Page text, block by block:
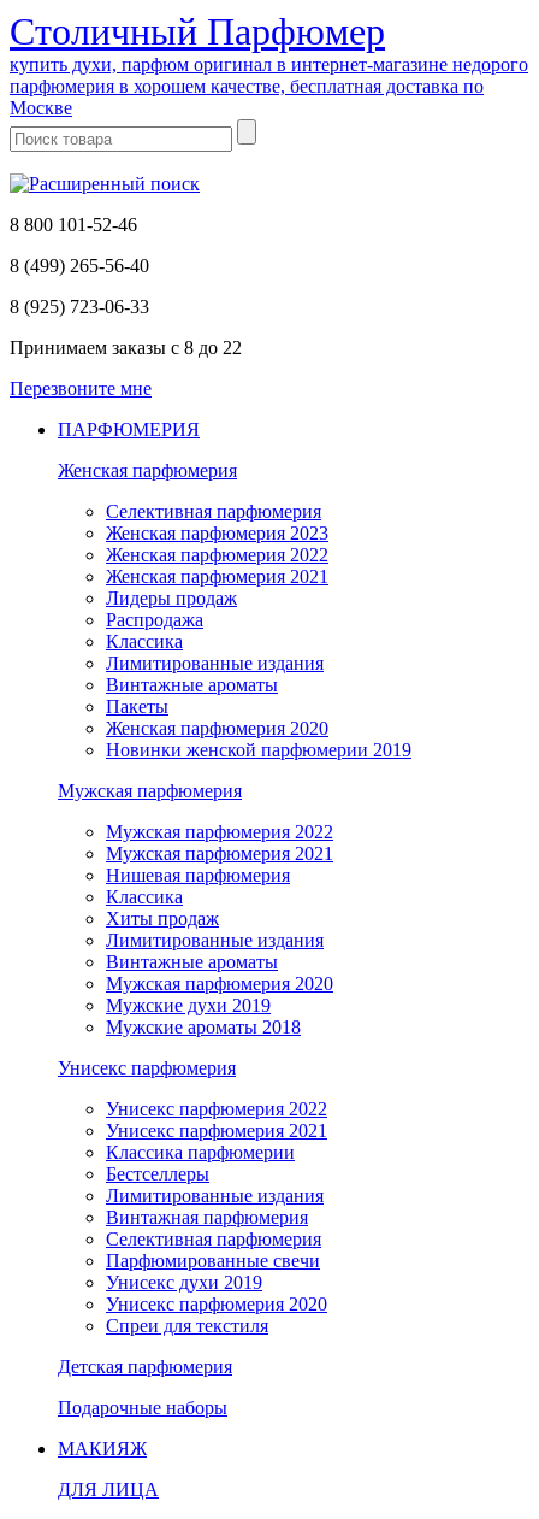
Cтоличный Парфюмер
купить духи, парфюм оригинал в интернет-магазине недорого
парфюмерия в хорошем качестве, бесплатная доставка по
Москве
8 800 101-52-46
8 (499) 265-56-40
8 (925) 723-06-33
Принимаем заказы с 8 до 22
Перезвоните мне
ПАРФЮМЕРИЯ
Женская парфюмерия
Селективная парфюмерия
Женская парфюмерия 2023
Женская парфюмерия 2022
Женская парфюмерия 2021
Лидеры продаж
Распродажа
Классика
Лимитированные издания
Винтажные ароматы
Пакеты
Женская парфюмерия 2020
Новинки женской парфюмерии 2019
Мужская парфюмерия
Мужская парфюмерия 2022
Мужская парфюмерия 2021
Нишевая парфюмерия
Классика
Хиты продаж
Лимитированные издания
Винтажные ароматы
Мужская парфюмерия 2020
Мужские духи 2019
Мужские ароматы 2018
Унисекс парфюмерия
Унисекс парфюмерия 2022
Унисекс парфюмерия 2021
Классика парфюмерии
Бестселлеры
Лимитированные издания
Винтажная парфюмерия
Селективная парфюмерия
Парфюмированные свечи
Унисекс духи 2019
Унисекс парфюмерия 2020
Спреи для текстиля
Детская парфюмерия
Подарочные наборы
МАКИЯЖ
ДЛЯ ЛИЦА